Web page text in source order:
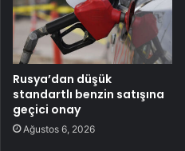
Rusya’dan düşük
standartlı benzin satışına
geçici onay
Ağustos 6, 2026